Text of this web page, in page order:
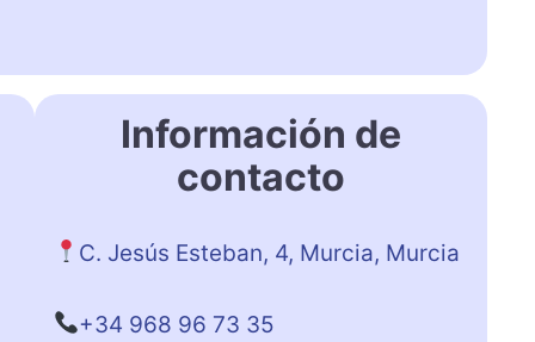
Información de
contacto
C. Jesús Esteban, 4, Murcia, Murcia
+34 968 96 73 35